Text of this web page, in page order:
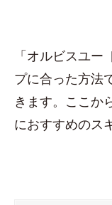
「オルビスユ
プに合った方法
きます。ここか
におすすめのス